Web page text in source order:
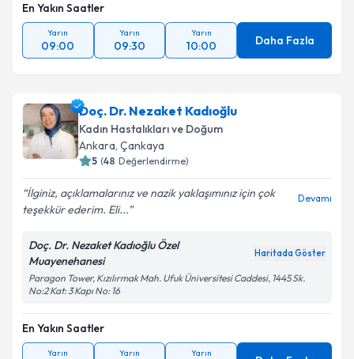
En Yakın Saatler
Yarın
09:00
Yarın
09:30
Yarın
10:00 Daha Fazla
Doç. Dr. Nezaket Kadıoğlu
Kadın Hastalıkları ve Doğum
Ankara, Çankaya
5 (48 Değerlendirme)
İlginiz, açıklamalarınız ve nazik yaklaşımınız için çok
teşekkür ederim. Eli...
Devamı
Doç. Dr. Nezaket Kadıoğlu Özel
Muayenehanesi
Haritada Göster
Paragon Tower, Kızılırmak Mah. Ufuk Üniversitesi Caddesi, 1445 Sk.
No:2 Kat: 3 Kapı No: 16
En Yakın Saatler
Yarın Yarın Yarın